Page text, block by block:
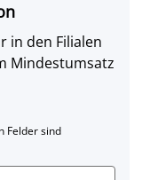
in den Filialen
Mindestumsatz
Felder sind